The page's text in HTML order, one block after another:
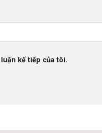
kế tiếp của tôi.